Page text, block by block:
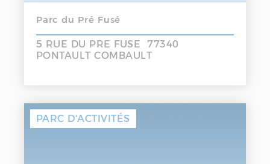
Parc du Pré Fusé
5 RUE DU PRE FUSE 77340
PONTAULT COMBAULT
PARC D'ACTIVITÉS